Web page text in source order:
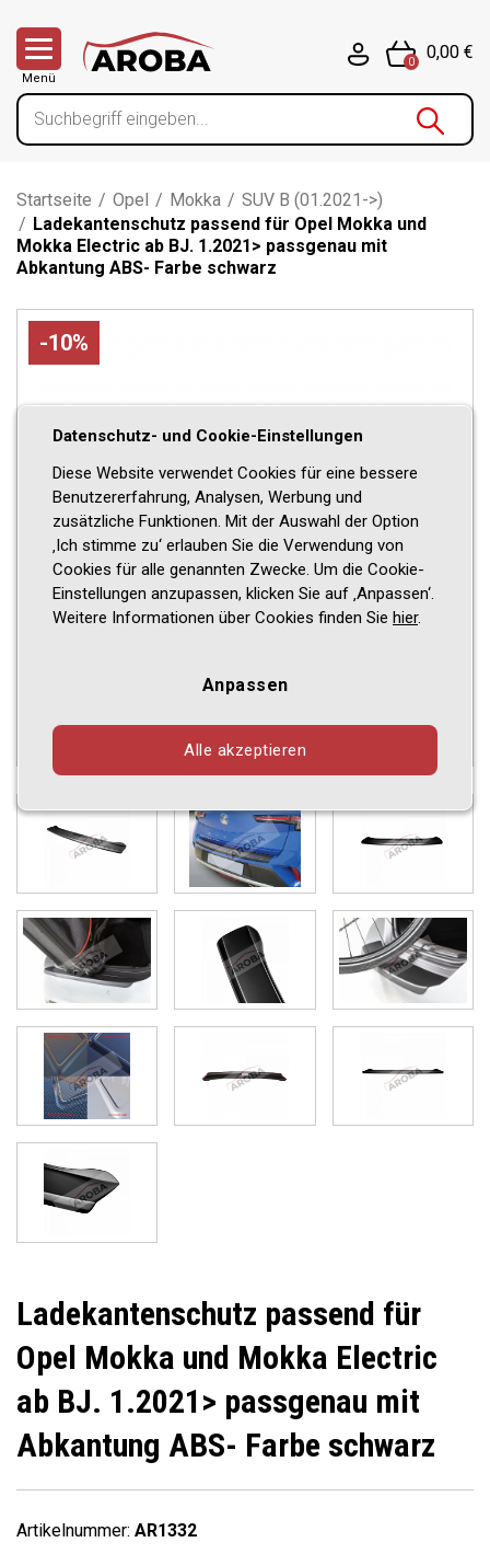
Menü
0
0,00 €
Startseite / Opel / Mokka / SUV B (01.2021->)
/ Ladekantenschutz passend für Opel Mokka und
Mokka Electric ab BJ. 1.2021> passgenau mit
Abkantung ABS- Farbe schwarz
-10%
Ladekantenschutz passend für
Opel Mokka und Mokka Electric
ab BJ. 1.2021> passgenau mit
Abkantung ABS- Farbe schwarz
Artikelnummer: AR1332
Datenschutz- und Cookie-Einstellungen
Diese Website verwendet Cookies für eine bessere
Benutzererfahrung, Analysen, Werbung und
zusätzliche Funktionen. Mit der Auswahl der Option
‚Ich stimme zu‘ erlauben Sie die Verwendung von
Cookies für alle genannten Zwecke. Um die Cookie-
Einstellungen anzupassen, klicken Sie auf ‚Anpassen‘.
Weitere Informationen über Cookies finden Sie hier.
Anpassen
Alle akzeptieren